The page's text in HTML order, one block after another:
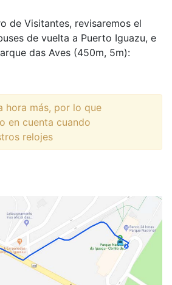
de Visitantes, revisaremos el
de vuelta a Puerto Iguazu, e
das Aves (450m, 5m):
hora más, por lo que
en cuenta cuando
relojes